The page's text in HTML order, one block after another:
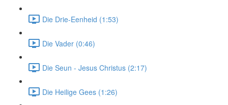
Die Drie-Eenheid (1:53)
Die Vader (0:46)
Die Seun - Jesus Christus (2:17)
Die Heilige Gees (1:26)